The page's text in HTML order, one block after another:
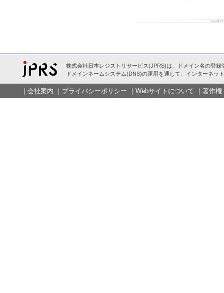
株式会社日本レジストリサービス(JPRS)は、ドメイン名の登録
ドメインネームシステム(DNS)の運用を通して、インターネッ
｜ 会社案内 ｜ プライバシーポリシー ｜ Webサイトについて ｜ 著作権